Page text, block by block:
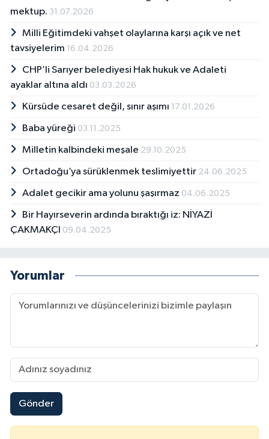
mektup. 31.07.2026
Milli Eğitimdeki vahşet olaylarına karşı açık ve net
tavsiyelerim 16.04.2026
CHP’li Sarıyer belediyesi Hak hukuk ve Adaleti
ayaklar altına aldı 03.03.2026
Kürsüde cesaret değil, sınır aşımı 17.01.2026
Baba yüreği 03.11.2025
Milletin kalbindeki meşale 29.10.2025
Ortadoğu’ya sürüklenmek teslimiyettir 24.06.2025
Adalet gecikir ama yolunu şaşırmaz 04.06.2025
Bir Hayırseverin ardında bıraktığı iz: NİYAZİ
ÇAKMAKÇI 09.04.2025
Yorumlar
Gönder